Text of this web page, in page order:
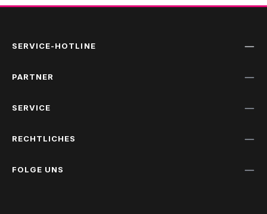
SERVICE-HOTLINE
PARTNER
SERVICE
RECHTLICHES
FOLGE UNS